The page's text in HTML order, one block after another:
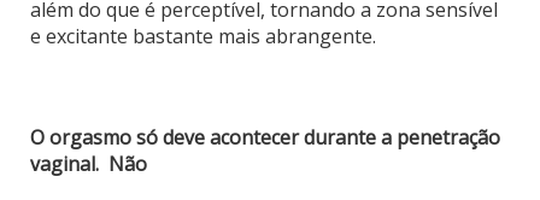
além do que é perceptível, tornando a zona sensível
e excitante bastante mais abrangente.
O orgasmo só deve acontecer durante a penetração
vaginal. Não